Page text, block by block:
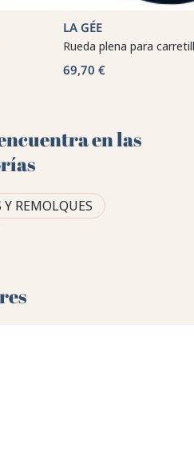
LA GÉE
Rueda plena para
69,70 €
en las
Y REMOLQUES